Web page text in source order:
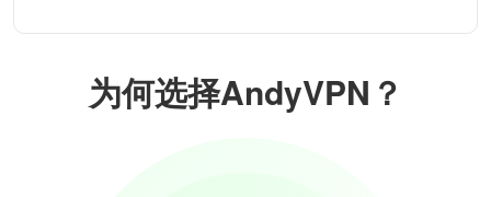
为何选择AndyVPN？